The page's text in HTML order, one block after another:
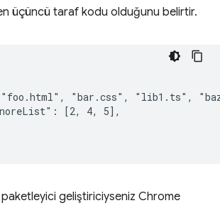
üçüncü taraf kodu olduğunu belirtir.
"bar.css", "lib1.ts",
[2, 4, 5],
geliştiriciyseniz Chrome